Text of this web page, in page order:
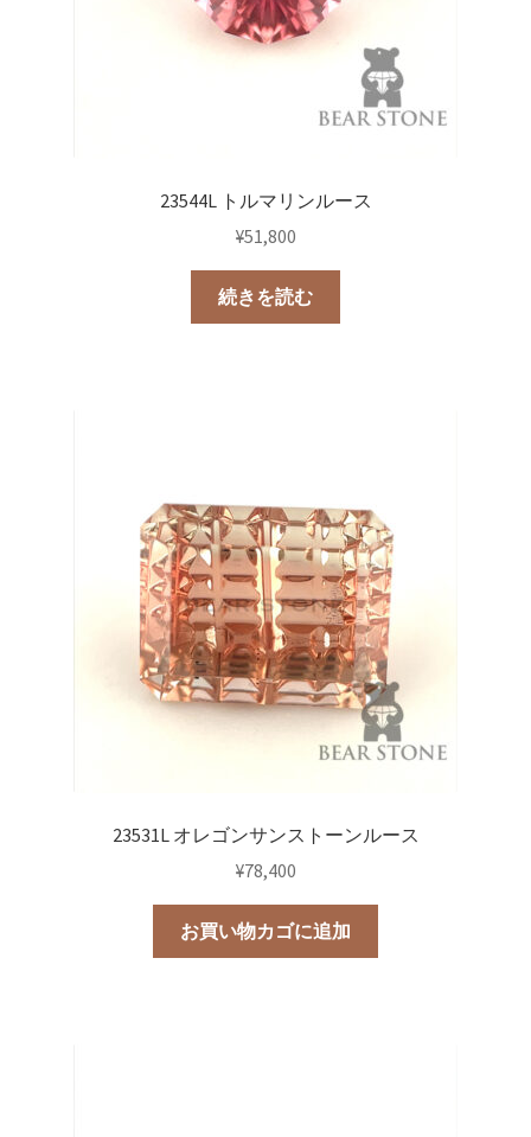
23544L トルマリンルース
¥51,800
続きを読む
23531L オレゴンサンストーンルース
¥78,400
お買い物カゴに追加